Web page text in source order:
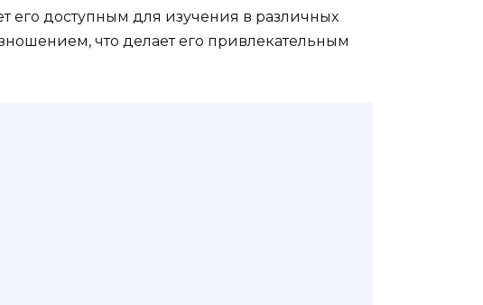
его доступным для изучения в различных
что делает его привлекательным